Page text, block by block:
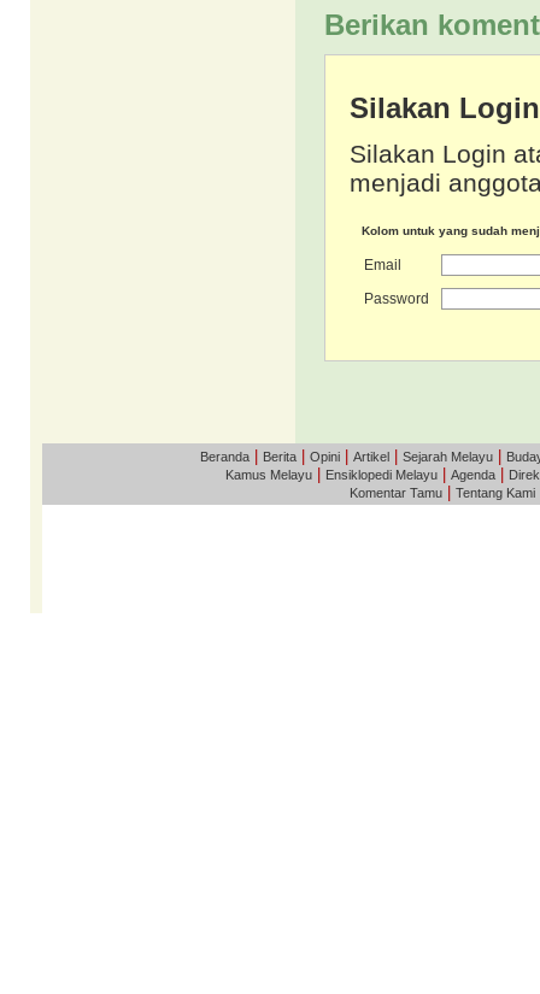
Berikan
Silakan
Silakan Login
menjadi
Kolom untuk yang sudah
Email
Password
Beranda Berita Opini Artikel Sejarah Melayu
Kamus Melayu
Ensiklopedi Melayu Agenda
Komentar Tamu
Tentang Kami